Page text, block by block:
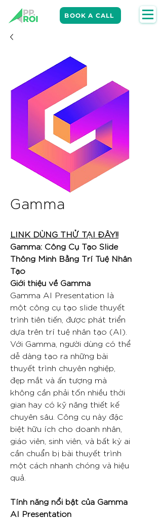
BOOK A CALL
Gamma
LINK DÙNG THỬ TẠI ĐÂY!!
Gamma: Công Cụ Tạo Slide
Thông Minh Bằng Trí Tuệ Nhân
Tạo
Giới thiệu về Gamma
Gamma AI Presentation là
một công cụ tạo slide thuyết
trình tiên tiến, được phát triển
dựa trên trí tuệ nhân tạo (AI).
Với Gamma, người dùng có thể
dễ dàng tạo ra những bài
thuyết trình chuyên nghiệp,
đẹp mắt và ấn tượng mà
không cần phải tốn nhiều thời
gian hay có kỹ năng thiết kế
chuyên sâu. Công cụ này đặc
biệt hữu ích cho doanh nhân,
giáo viên, sinh viên, và bất kỳ ai
cần chuẩn bị bài thuyết trình
một cách nhanh chóng và hiệu
quả.
Tính năng nổi bật của Gamma
AI Presentation